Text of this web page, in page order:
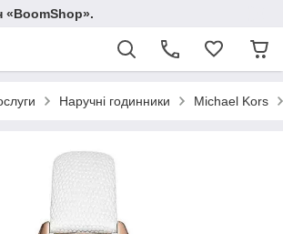
«BoomShop».
Наручні годинники Michael Kors